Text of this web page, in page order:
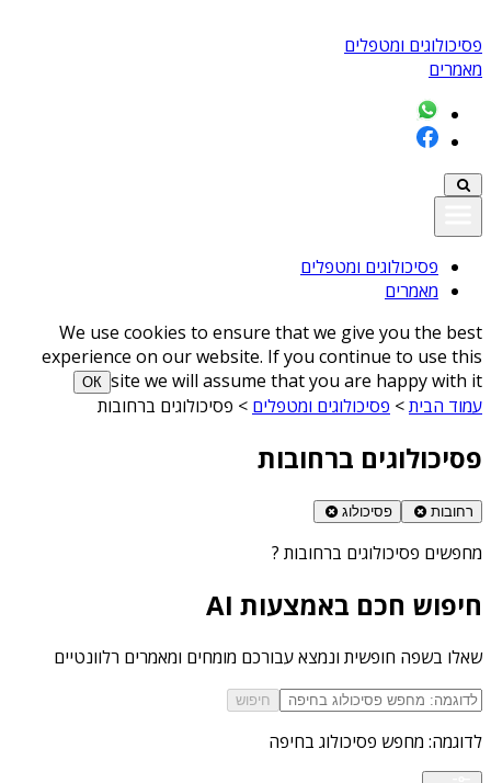
פסיכולוגים ומטפלים
מאמרים
פסיכולוגים ומטפלים
מאמרים
We use cookies to ensure that we give you the best
experience on our website. If you continue to use this
site we will assume that you are happy with it
ОК
עמוד הבית> פסיכולוגים ומטפלים > פסיכולוגים ברחובות
פסיכולוגים ברחובות
רחובות פסיכולוג
מחפשים פסיכולוגים ברחובות ?
חיפוש חכם באמצעות AI
שאלו בשפה חופשית ונמצא עבורכם מומחים ומאמרים רלוונטיים
חיפוש
לדוגמה: מחפש פסיכולוג בחיפה